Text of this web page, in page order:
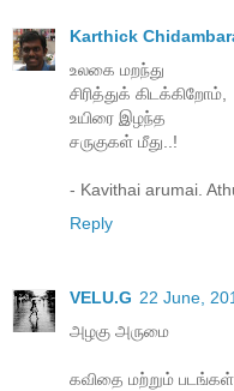
Karthick
உலகை மறந்து
சிரித்துக் கிடக்கிறோம்,
உயிரை இழந்த
சருகுகள் மீது..!
- Kavithai arumai.
Reply
VELU.G 22 June,
அழகு அருமை
கவிதை மற்றும்